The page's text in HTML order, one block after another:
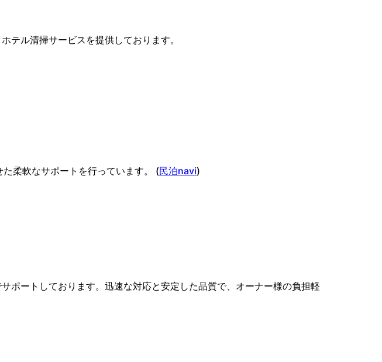
テル清掃サービスを提供しております。
柔軟なサポートを行っています。 (民泊navi⁠)
ポートしております。迅速な対応と安定した品質で、オーナー様の負担軽